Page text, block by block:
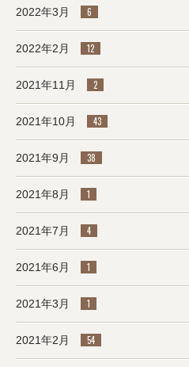
2022年3月 6
2022年2月 12
2021年11月 2
2021年10月 43
2021年9月 38
2021年8月 1
2021年7月 4
2021年6月 1
2021年3月 1
2021年2月 54